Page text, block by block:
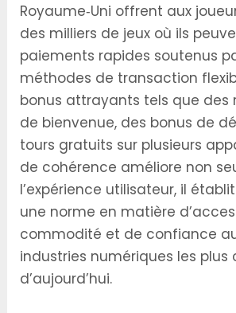
Royaume‑Uni offrent aux
des milliers de jeux où ils
paiements rapides soutenus
méthodes de transaction
bonus attrayants tels que des
de bienvenue, des bonus de
tours gratuits sur plusieurs
de cohérence améliore non
l’expérience utilisateur, il
une norme en matière
commodité et de confiance
industries numériques les plus
d’aujourd’hui.